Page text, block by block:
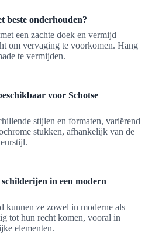
beste onderhouden?
een zachte doek en vermijd
om vervaging te voorkomen. Hang
te vermijden.
voor Schotse
stijlen en formaten, variërend
stukken, afhankelijk van de
in een modern
kunnen ze zowel in moderne als
tot hun recht komen, vooral in
elementen.